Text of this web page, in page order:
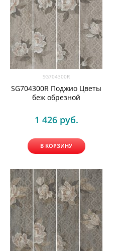
SG704300R
SG704300R Поджио Цветы
беж обрезной
1 426 руб.
В КОРЗИНУ